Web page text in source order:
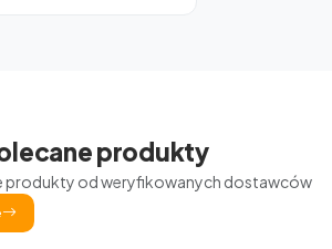
produkty
produkty od weryfikowanych dostawców